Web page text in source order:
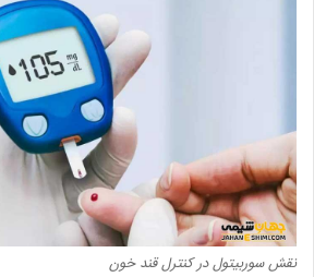
نقش سوربیتول در کنترل قند خون